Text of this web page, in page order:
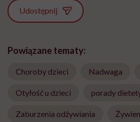
Udostępnij
Powiązane tematy:
Choroby dzieci Nadwaga
Otyłość u dzieci porady
Zaburzenia odżywiania